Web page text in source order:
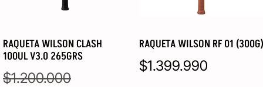
RAQUETA WILSON CLASH
100UL V3.0 265GRS
$1.200.000
RAQUETA WILSON RF 01 (300G)
$1.399.990